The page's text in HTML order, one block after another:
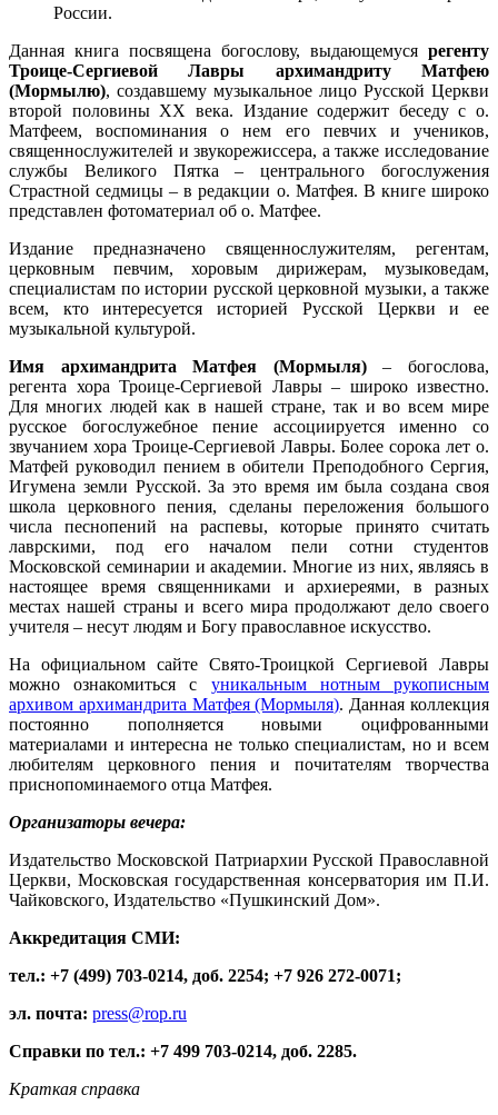
России.
Данная книга посвящена богослову, выдающемуся регенту
Троице-Сергиевой Лавры архимандриту Матфею
(Мормылю), создавшему музыкальное лицо Русской Церкви
второй половины XX века. Издание содержит беседу с о.
Матфеем, воспоминания о нем его певчих и учеников,
священнослужителей и звукорежиссера, а также исследование
службы Великого Пятка – центрального богослужения
Страстной седмицы – в редакции о. Матфея. В книге широко
представлен фотоматериал об о. Матфее.
Издание предназначено священнослужителям, регентам,
церковным певчим, хоровым дирижерам, музыковедам,
специалистам по истории русской церковной музыки, а также
всем, кто интересуется историей Русской Церкви и ее
музыкальной культурой.
Имя архимандрита Матфея (Мормыля)– богослова,
регента хора Троице-Сергиевой Лавры – широко известно.
Для многих людей как в нашей стране, так и во всем мире
русское богослужебное пение ассоциируется именно со
звучанием хора Троице-Сергиевой Лавры. Более сорока лет о.
Матфей руководил пением в обители Преподобного Сергия,
Игумена земли Русской. За это время им была создана своя
школа церковного пения, сделаны переложения большого
числа песнопений на распевы, которые принято считать
лаврскими, под его началом пели сотни студентов
Московской семинарии и академии. Многие из них, являясь в
настоящее время священниками и архиереями, в разных
местах нашей страны и всего мира продолжают дело своего
учителя – несут людям и Богу православное искусство.
На официальном сайте Свято-Троицкой Сергиевой Лавры
можно ознакомиться с уникальным нотным рукописным
архивом архимандрита Матфея (Мормыля). Данная коллекция
постоянно пополняется новыми оцифрованными
материалами и интересна не только специалистам, но и всем
любителям церковного пения и почитателям творчества
приснопоминаемого отца Матфея.
Организаторы вечера:
Издательство Московской Патриархии Русской Православной
Церкви, Московская государственная консерватория им П.И.
Чайковского, Издательство «Пушкинский Дом».
Аккредитация СМИ:
тел.: +7 (499) 703-0214, доб. 2254; +7 926 272-0071;
эл. почта: press@rop.ru
Справки по тел.: +7 499 703-0214, доб. 2285.
Краткая справка